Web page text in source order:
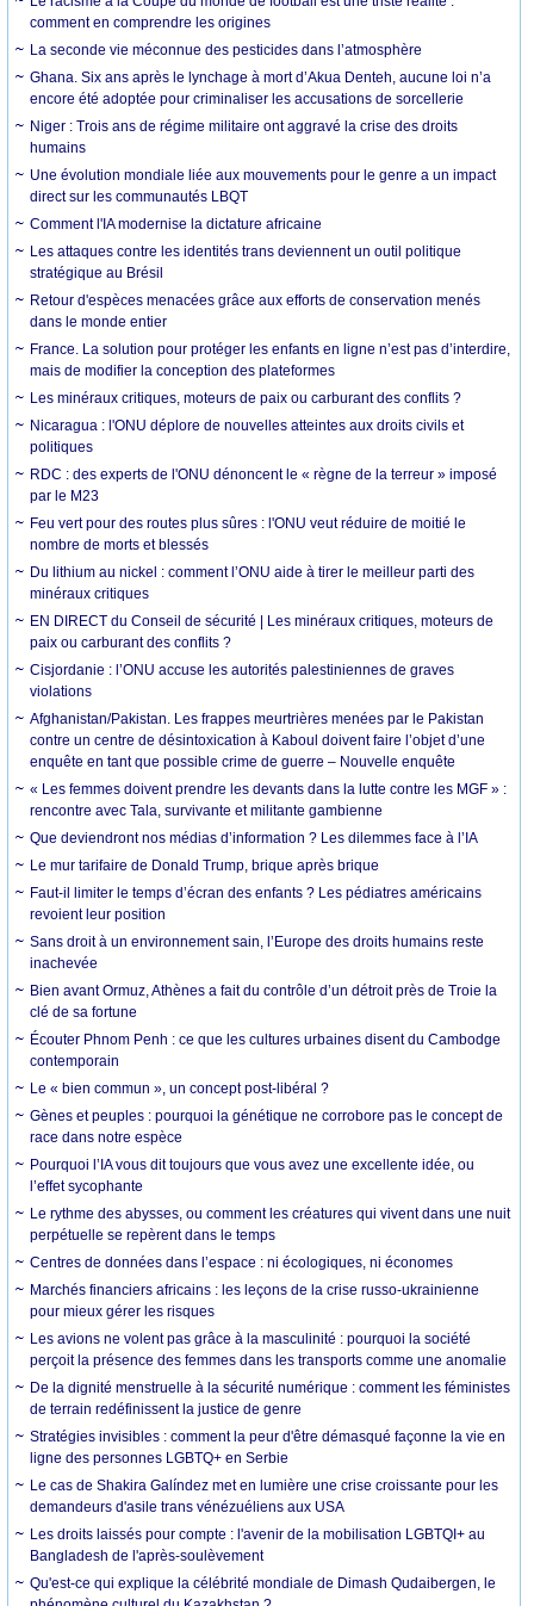
comment en comprendre les origines
La seconde vie méconnue des pesticides dans l’atmosphère
Ghana. Six ans après le lynchage à mort d’Akua Denteh, aucune loi n’a
encore été adoptée pour criminaliser les accusations de sorcellerie
Niger : Trois ans de régime militaire ont aggravé la crise des droits
humains
Une évolution mondiale liée aux mouvements pour le genre a un impact
direct sur les communautés LBQT
Comment l'IA modernise la dictature africaine
Les attaques contre les identités trans deviennent un outil politique
stratégique au Brésil
Retour d'espèces menacées grâce aux efforts de conservation menés
dans le monde entier
France. La solution pour protéger les enfants en ligne n’est pas d’interdire,
mais de modifier la conception des plateformes
Les minéraux critiques, moteurs de paix ou carburant des conflits ?
Nicaragua : l'ONU déplore de nouvelles atteintes aux droits civils et
politiques
RDC : des experts de l'ONU dénoncent le « règne de la terreur » imposé
par le M23
Feu vert pour des routes plus sûres : l'ONU veut réduire de moitié le
nombre de morts et blessés
Du lithium au nickel : comment l’ONU aide à tirer le meilleur parti des
minéraux critiques
EN DIRECT du Conseil de sécurité | Les minéraux critiques, moteurs de
paix ou carburant des conflits ?
Cisjordanie : l’ONU accuse les autorités palestiniennes de graves
violations
Afghanistan/Pakistan. Les frappes meurtrières menées par le Pakistan
contre un centre de désintoxication à Kaboul doivent faire l’objet d’une
enquête en tant que possible crime de guerre – Nouvelle enquête
« Les femmes doivent prendre les devants dans la lutte contre les MGF » :
rencontre avec Tala, survivante et militante gambienne
Que deviendront nos médias d’information ? Les dilemmes face à l’IA
Le mur tarifaire de Donald Trump, brique après brique
Faut-il limiter le temps d’écran des enfants ? Les pédiatres américains
revoient leur position
Sans droit à un environnement sain, l’Europe des droits humains reste
inachevée
Bien avant Ormuz, Athènes a fait du contrôle d’un détroit près de Troie la
clé de sa fortune
Écouter Phnom Penh : ce que les cultures urbaines disent du Cambodge
contemporain
Le « bien commun », un concept post-libéral ?
Gènes et peuples : pourquoi la génétique ne corrobore pas le concept de
race dans notre espèce
Pourquoi l’IA vous dit toujours que vous avez une excellente idée, ou
l’effet sycophante
Le rythme des abysses, ou comment les créatures qui vivent dans une nuit
perpétuelle se repèrent dans le temps
Centres de données dans l’espace : ni écologiques, ni économes
Marchés financiers africains : les leçons de la crise russo-ukrainienne
pour mieux gérer les risques
Les avions ne volent pas grâce à la masculinité : pourquoi la société
perçoit la présence des femmes dans les transports comme une anomalie
De la dignité menstruelle à la sécurité numérique : comment les féministes
de terrain redéfinissent la justice de genre
Stratégies invisibles : comment la peur d'être démasqué façonne la vie en
ligne des personnes LGBTQ+ en Serbie
Le cas de Shakira Galíndez met en lumière une crise croissante pour les
demandeurs d'asile trans vénézuéliens aux USA
Les droits laissés pour compte : l'avenir de la mobilisation LGBTQI+ au
Bangladesh de l'après-soulèvement
Qu'est-ce qui explique la célébrité mondiale de Dimash Qudaibergen, le